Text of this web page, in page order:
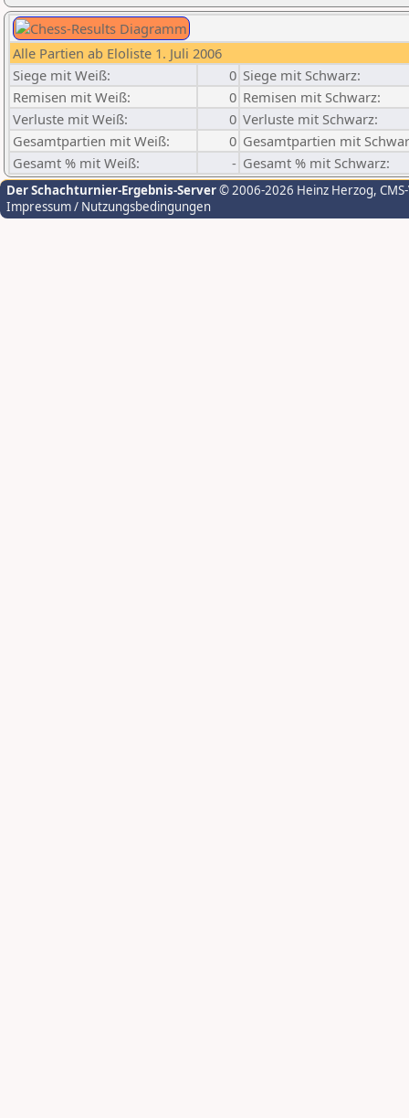
Alle Partien ab Eloliste 1. Juli 2006
Siege mit Weiß:
0 Siege mit Schwarz:
Remisen mit Weiß:
0 Remisen mit Schwarz:
Verluste mit Weiß:
0 Verluste mit Schwarz:
Gesamtpartien mit Weiß:
0 Gesamtpartien mit
Gesamt % mit Weiß:
- Gesamt % mit Schwarz:
Der Schachturnier-Ergebnis-Server© 2006-2026 Heinz Herzog,
Impressum / Nutzungsbedingungen